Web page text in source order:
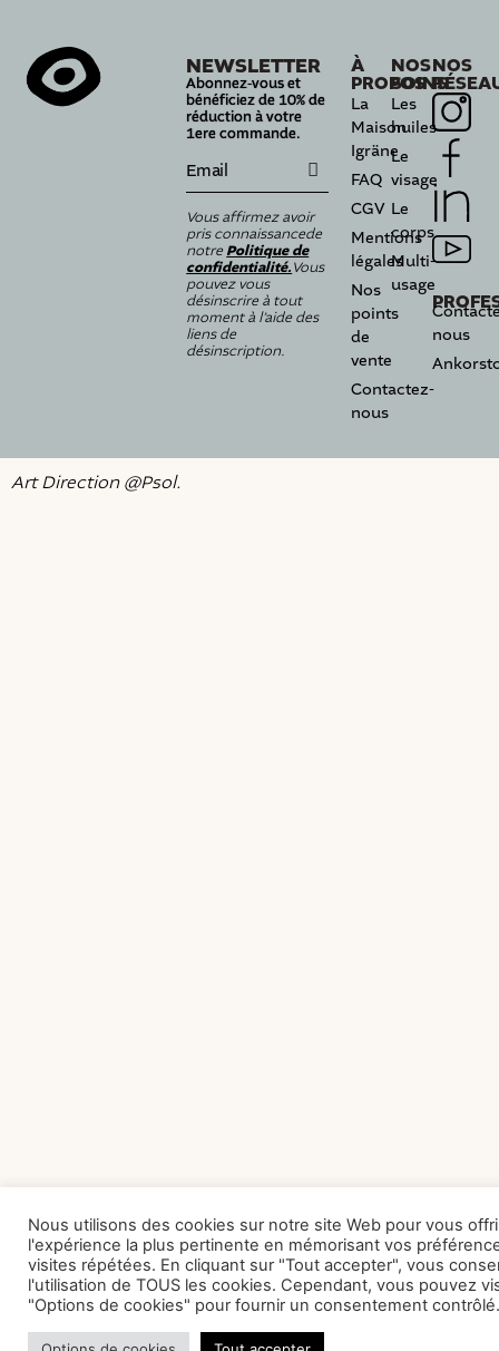
NEWSLETTER
Abonnez-vous et
bénéficiez de 10% de
réduction à votre
1ere commande.
Vous affirmez avoir
pris connaissancede
notrePolitique de
confidentialité.Vous
pouvez vous
désinscrire à tout
moment à l’aide des
liens de
désinscription.
À
PROPOS
La
Maison
Igräne
FAQ
CGV
Mentions
légales
Nos
points
de
vente
Contactez-
nous
NOS
SOINS
Les
huiles
Le
visage
Le
corps
Multi-
usage
NOS
nous
Art Direction @Psol.
Nous utilisons des cookies sur notre site Web pour vous
l'expérience la plus pertinente en mémorisant vos
visites répétées. En cliquant sur "Tout accepter", vous
l'utilisation de TOUS les cookies. Cependant, vous pouvez
"Options de cookies" pour fournir un consentement contrôlé.